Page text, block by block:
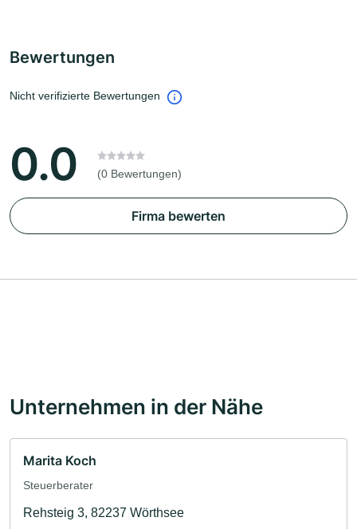
Bewertungen
Nicht verifizierte Bewertungen
0.0 (0 Bewertungen)
Firma bewerten
Unternehmen in der Nähe
Marita Koch
Steuerberater
Rehsteig 3, 82237 Wörthsee